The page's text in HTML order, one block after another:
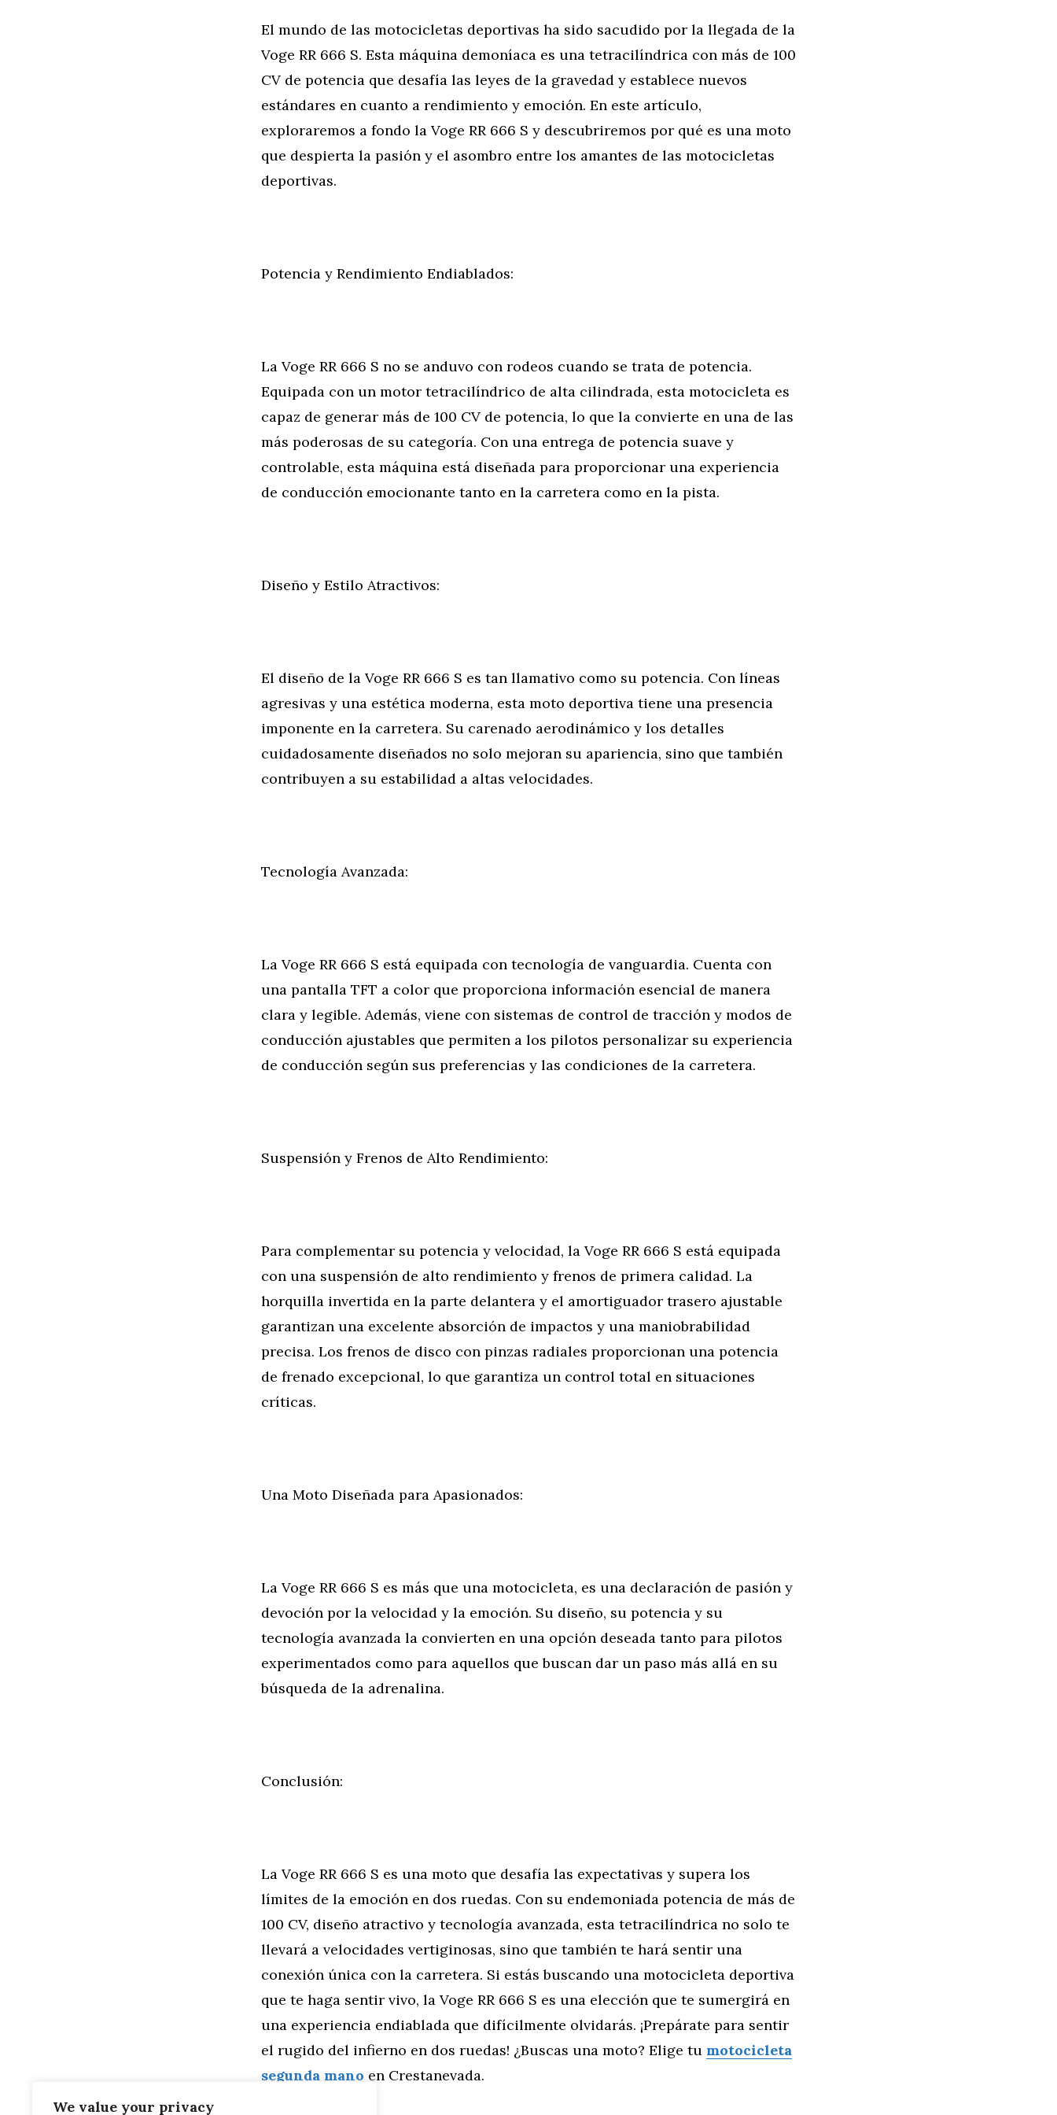
We value your privacy
El mundo de las motocicletas deportivas ha sido sacudido por la llegada de la
Voge RR 666 S. Esta máquina demoníaca es una tetracilíndrica con más de 100
CV de potencia que desafía las leyes de la gravedad y establece nuevos
estándares en cuanto a rendimiento y emoción. En este artículo,
exploraremos a fondo la Voge RR 666 S y descubriremos por qué es una moto
que despierta la pasión y el asombro entre los amantes de las motocicletas
deportivas.
Potencia y Rendimiento Endiablados:
La Voge RR 666 S no se anduvo con rodeos cuando se trata de potencia.
Equipada con un motor tetracilíndrico de alta cilindrada, esta motocicleta es
capaz de generar más de 100 CV de potencia, lo que la convierte en una de las
más poderosas de su categoría. Con una entrega de potencia suave y
controlable, esta máquina está diseñada para proporcionar una experiencia
de conducción emocionante tanto en la carretera como en la pista.
Diseño y Estilo Atractivos:
El diseño de la Voge RR 666 S es tan llamativo como su potencia. Con líneas
agresivas y una estética moderna, esta moto deportiva tiene una presencia
imponente en la carretera. Su carenado aerodinámico y los detalles
cuidadosamente diseñados no solo mejoran su apariencia, sino que también
contribuyen a su estabilidad a altas velocidades.
Tecnología Avanzada:
La Voge RR 666 S está equipada con tecnología de vanguardia. Cuenta con
una pantalla TFT a color que proporciona información esencial de manera
clara y legible. Además, viene con sistemas de control de tracción y modos de
conducción ajustables que permiten a los pilotos personalizar su experiencia
de conducción según sus preferencias y las condiciones de la carretera.
Suspensión y Frenos de Alto Rendimiento:
Para complementar su potencia y velocidad, la Voge RR 666 S está equipada
con una suspensión de alto rendimiento y frenos de primera calidad. La
horquilla invertida en la parte delantera y el amortiguador trasero ajustable
garantizan una excelente absorción de impactos y una maniobrabilidad
precisa. Los frenos de disco con pinzas radiales proporcionan una potencia
de frenado excepcional, lo que garantiza un control total en situaciones
críticas.
Una Moto Diseñada para Apasionados:
La Voge RR 666 S es más que una motocicleta, es una declaración de pasión y
devoción por la velocidad y la emoción. Su diseño, su potencia y su
tecnología avanzada la convierten en una opción deseada tanto para pilotos
experimentados como para aquellos que buscan dar un paso más allá en su
búsqueda de la adrenalina.
Conclusión:
La Voge RR 666 S es una moto que desafía las expectativas y supera los
límites de la emoción en dos ruedas. Con su endemoniada potencia de más de
100 CV, diseño atractivo y tecnología avanzada, esta tetracilíndrica no solo te
llevará a velocidades vertiginosas, sino que también te hará sentir una
conexión única con la carretera. Si estás buscando una motocicleta deportiva
que te haga sentir vivo, la Voge RR 666 S es una elección que te sumergirá en
una experiencia endiablada que difícilmente olvidarás. ¡Prepárate para sentir
el rugido del infierno en dos ruedas! ¿Buscas una moto? Elige tu motocicleta
segunda mano en Crestanevada.